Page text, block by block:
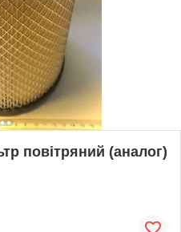
повітряний (аналог)